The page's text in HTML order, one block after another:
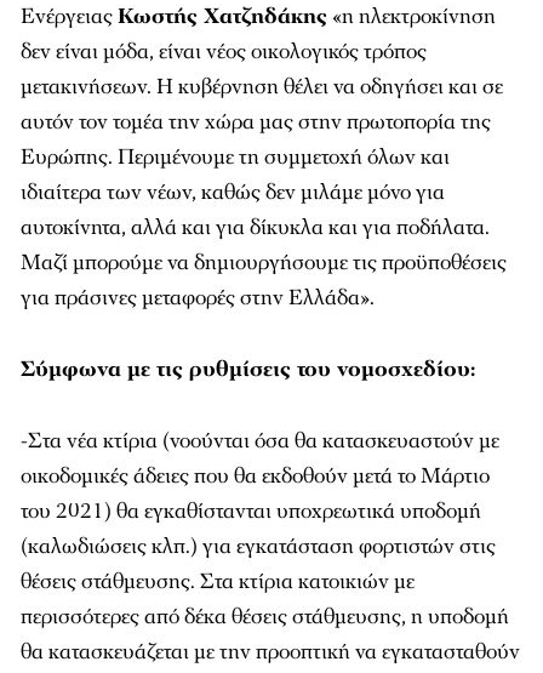
ΕνέργειαςΚωστής Χατζηδάκης «η ηλεκτροκίνηση
δεν είναι μόδα, είναι νέος οικολογικός τρόπος
μετακινήσεων. Η κυβέρνηση θέλει να οδηγήσει και σε
αυτόν τον τομέα την χώρα μας στην πρωτοπορία της
Ευρώπης. Περιμένουμε τη συμμετοχή όλων και
ιδιαίτερα των νέων, καθώς δεν μιλάμε μόνο για
αυτοκίνητα, αλλά και για δίκυκλα και για ποδήλατα.
Μαζί μπορούμε να δημιουργήσουμε τις προϋποθέσεις
για πράσινες μεταφορές στην Ελλάδα».
Σύμφωνα με τις ρυθμίσεις του νομοσχεδίου:
-Στα νέα κτίρια (νοούνται όσα θα κατασκευαστούν με
οικοδομικές άδειες που θα εκδοθούν μετά το Μάρτιο
του 2021) θα εγκαθίστανται υποχρεωτικά υποδομή
(καλωδιώσεις κλπ.) για εγκατάσταση φορτιστών στις
θέσεις στάθμευσης. Στα κτίρια κατοικιών με
περισσότερες από δέκα θέσεις στάθμευσης, η υποδομή
θα κατασκευάζεται με την προοπτική να εγκατασταθούν